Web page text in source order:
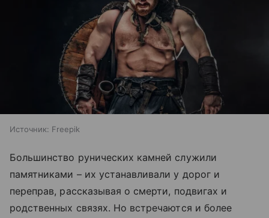
Источник: Freepik
Большинство рунических камней служили
памятниками – их устанавливали у дорог и
переправ, рассказывая о смерти, подвигах и
родственных связях. Но встречаются и более